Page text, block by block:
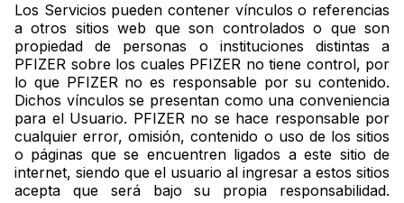
Los Servicios pueden contener vínculos o referencias
a otros sitios web que son controlados o que son
propiedad de personas o instituciones distintas a
PFIZER sobre los cuales PFIZER no tiene control, por
lo que PFIZER no es responsable por su contenido.
Dichos vínculos se presentan como una conveniencia
para el Usuario. PFIZER no se hace responsable por
cualquier error, omisión, contenido o uso de los sitios
o páginas que se encuentren ligados a este sitio de
internet, siendo que el usuario al ingresar a estos sitios
acepta que será bajo su propia responsabilidad.